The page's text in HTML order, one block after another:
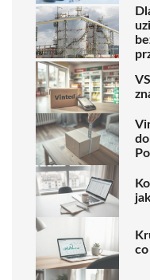
co